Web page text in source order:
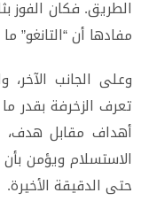
الطريق. فكان الفوز
مفادها أن “التانغو”
وعلى الجانب
تعرف الزخرفة بقدر ما
أهداف مقابل
الاستسلام ويؤمن
حتى الدقيقة الأخيرة.